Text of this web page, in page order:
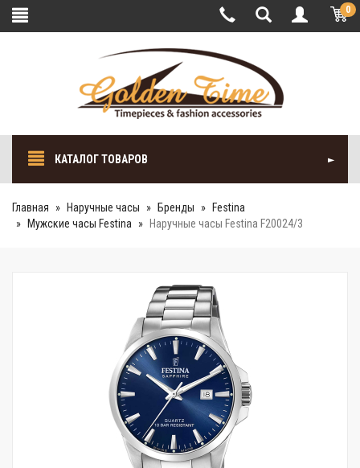
0
КАТАЛОГ ТОВАРОВ
Главная Наручные часы Бренды
Festina
Мужские часы Festina
Наручные часы Festina F20024/3